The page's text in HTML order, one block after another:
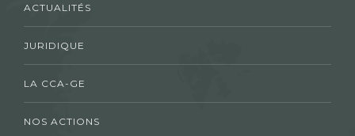
ACTUALITÉS
JURIDIQUE
LA CCA-GE
NOS ACTIONS